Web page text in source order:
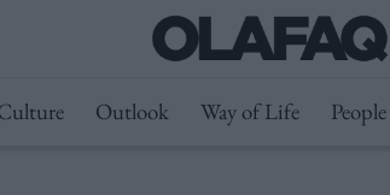
Outlook Way of Life People